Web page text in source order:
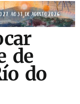
de
do